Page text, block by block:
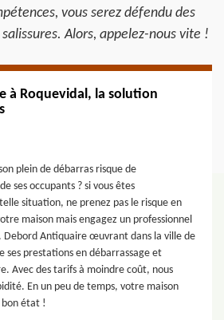
vous serez défendu des
Alors, appelez-nous vite !
à Roquevidal, la solution
plein de débarras risque de
ses occupants ? si vous êtes
situation, ne prenez pas le risque en
maison mais engagez un professionnel
Debord Antiquaire œuvrant dans la ville de
ses prestations en débarrassage et
Avec des tarifs à moindre coût, nous
En un peu de temps, votre maison
état !